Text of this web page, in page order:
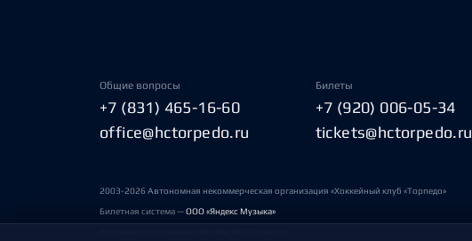
Общие вопросы
+7 (831) 465-16-60
office@hctorpedo.ru
Билеты
+7 (920) 006-05-34
tickets@hctorpedo.ru
2003-2026 Автономная некоммерческая организация «Хоккейный клуб «Торпедо»
Билетная система —ООО «Яндекс Музыка»